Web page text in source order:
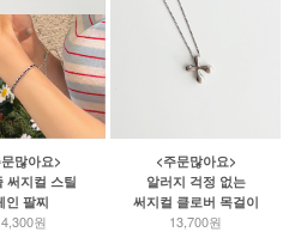
많아요>
써지컬 스틸
인 팔찌
원
<주문많아요>
알러지 걱정 없는
써지컬 클로버 목걸이
13,700원